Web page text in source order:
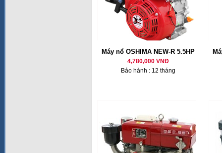
Máy nổ OSHIMA NEW-R 5.5HP
4,780,000 VNĐ
Bảo hành : 12 tháng